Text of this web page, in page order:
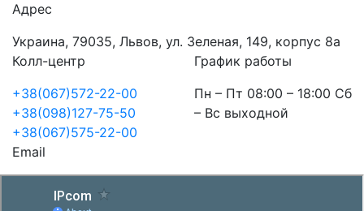
Адрес
Украина, 79035, Львов, ул. Зеленая, 149, корпус 8а
Колл-центр
+38(067)572-22-00
+38(098)127-75-50
+38(067)575-22-00
График работы
Пн – Пт 08:00 – 18:00 Сб
– Вс выходной
Email